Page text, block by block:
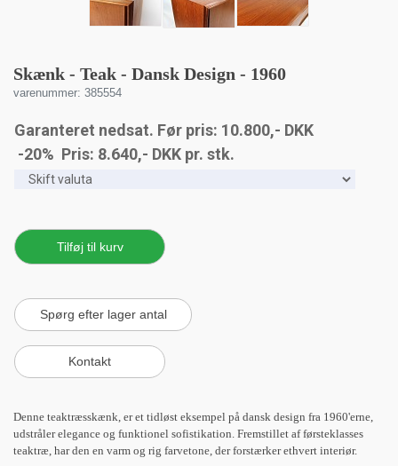
Skænk - Teak - Dansk Design - 1960
varenummer: 385554
Garanteret nedsat. Før pris: 10.800,- DKK
-20% Pris: 8.640,- DKK pr. stk.
Denne teaktræsskænk, er et tidløst eksempel på dansk design fra 1960'erne,
udstråler elegance og funktionel sofistikation. Fremstillet af førsteklasses
teaktræ, har den en varm og rig farvetone, der forstærker ethvert interiør.